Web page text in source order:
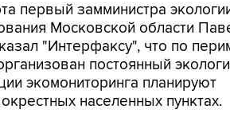
первый замминистра
Московской области
"Интерфаксу", что по
постоянный
экомониторинга планируют
населенных пунктах.